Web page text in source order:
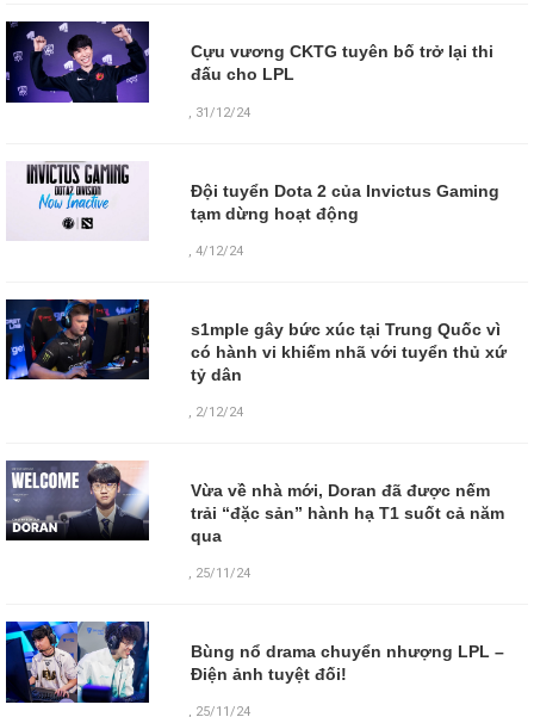
Cựu vương CKTG tuyên bố trở lại thi
đấu cho LPL
31/12/24
Đội tuyển Dota 2 của Invictus Gaming
tạm dừng hoạt động
,4/12/24
s1mple gây bức xúc tại Trung Quốc vì
có hành vi khiếm nhã với tuyển thủ xứ
tỷ dân
, 2/12/24
Vừa về nhà mới, Doran đã được nếm
trải “đặc sản” hành hạ T1 suốt cả năm
qua
, 25/11/24
Bùng nổ drama chuyển nhượng LPL –
Điện ảnh tuyệt đối!
, 25/11/24